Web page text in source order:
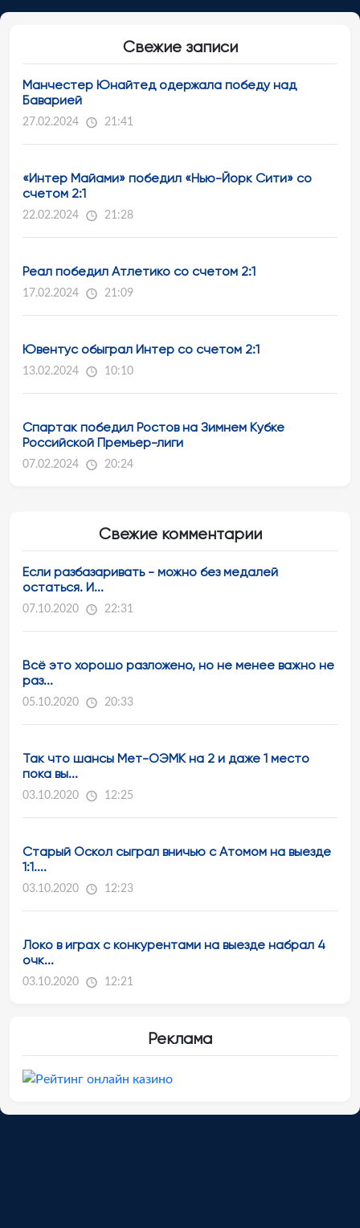
Свежие записи
Манчестер Юнайтед одержала победу над
Баварией
27.02.2024 21:41
«Интер Майами» победил «Нью-Йорк Сити» со
счетом 2:1
22.02.2024 21:28
Реал победил Атлетико со счетом 2:1
17.02.2024 21:09
Ювентус обыграл Интер со счетом 2:1
13.02.2024 10:10
Спартак победил Ростов на Зимнем Кубке
Российской Премьер-лиги
07.02.2024 20:24
Свежие комментарии
Если разбазаривать - можно без медалей
остаться. И...
07.10.2020 22:31
Всё это хорошо разложено, но не менее важно не
раз...
05.10.2020 20:33
Так что шансы Мет-ОЭМК на 2 и даже 1 место
пока вы...
03.10.2020 12:25
Старый Оскол сыграл вничью с Атомом на выезде
1:1....
03.10.2020 12:23
Локо в играх с конкурентами на выезде набрал 4
очк...
03.10.2020 12:21
Реклама